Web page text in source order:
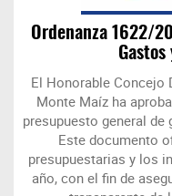
Ordenanza 1622/
El Honorable Concejo
Monte Maíz ha
presupuesto general de
Este documento
presupuestarias y los
año, con el fin de